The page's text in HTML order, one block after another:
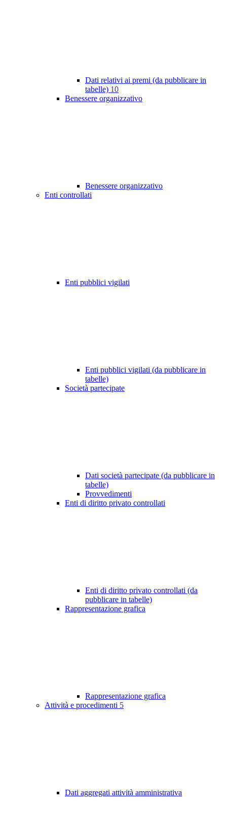
Dati relativi ai premi (da pubblicare in
tabelle) 10
Benessere organizzativo
Benessere organizzativo
Enti controllati
Enti pubblici vigilati
Enti pubblici vigilati (da pubblicare in
tabelle)
Società partecipate
Dati società partecipate (da pubblicare in
tabelle)
Provvedimenti
Enti di diritto privato controllati
Enti di diritto privato controllati (da
pubblicare in tabelle)
Rappresentazione grafica
Rappresentazione grafica
Attività e procedimenti 5
Dati aggregati attività amministrativa